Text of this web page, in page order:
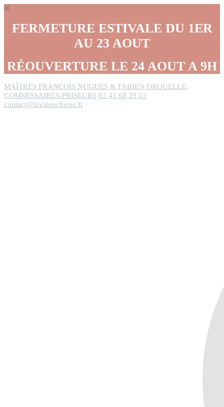
FERMETURE ESTIVALE DU 1ER
AU 23 AOUT
RÉOUVERTURE LE 24 AOUT A 9H
MAÎTRES FRANÇOIS NUGUES & FABIEN DROUELLE,
COMMISSAIRES-PRISEURS 02 43 68 29 03
contact@lavalencheres.fr
Panneau de gestion des cookies